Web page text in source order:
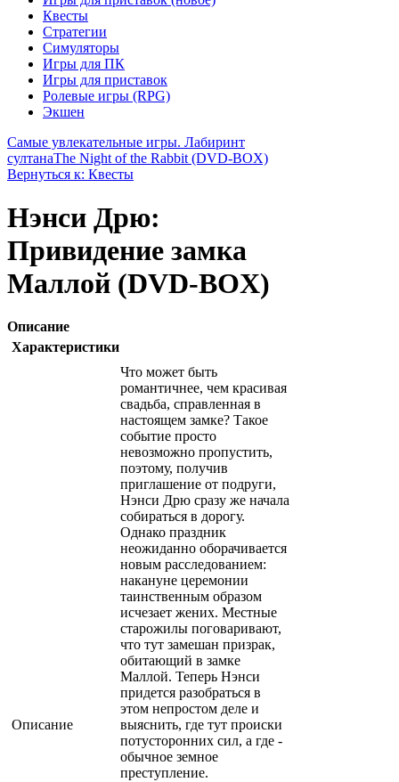
Квесты
Стратегии
Симуляторы
Игры для ПК
Игры для приставок
Ролевые игры (RPG)
Экшен
Самые увлекательные игры. Лабиринт
султанаThe Night of the Rabbit (DVD-BOX)
Вернуться к: Квесты
Нэнси Дрю:
Привидение замка
Маллой (DVD-BOX)
Описание
Характеристики
Описание
Что может быть
романтичнее, чем красивая
свадьба, справленная в
настоящем замке? Такое
событие просто
невозможно пропустить,
поэтому, получив
приглашение от подруги,
Нэнси Дрю сразу же начала
собираться в дорогу.
Однако праздник
неожиданно оборачивается
новым расследованием:
накануне церемонии
таинственным образом
исчезает жених. Местные
старожилы поговаривают,
что тут замешан призрак,
обитающий в замке
Маллой. Теперь Нэнси
придется разобраться в
этом непростом деле и
выяснить, где тут происки
потусторонних сил, а где -
обычное земное
преступление.